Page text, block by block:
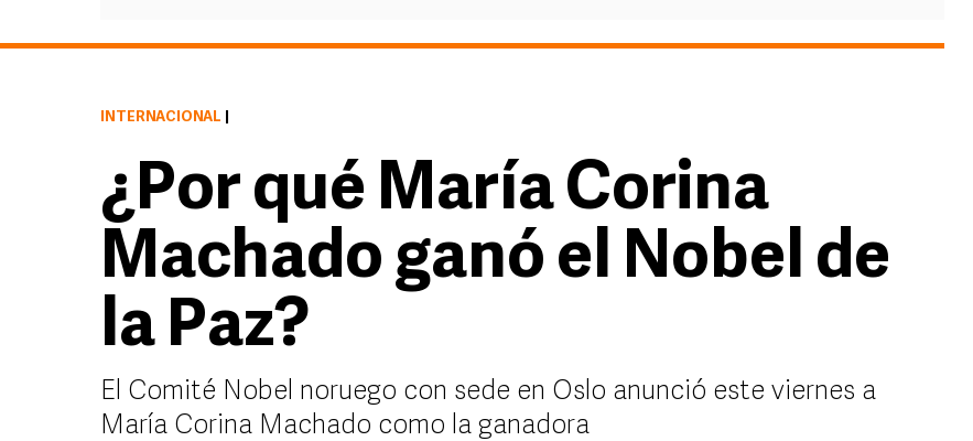
INTERNACIONAL
¿Por qué María Corina
Machado ganó el Nobel de
la Paz?
El Comité Nobel noruego con sede en Oslo anunció este viernes a
María Corina Machado como la ganadora